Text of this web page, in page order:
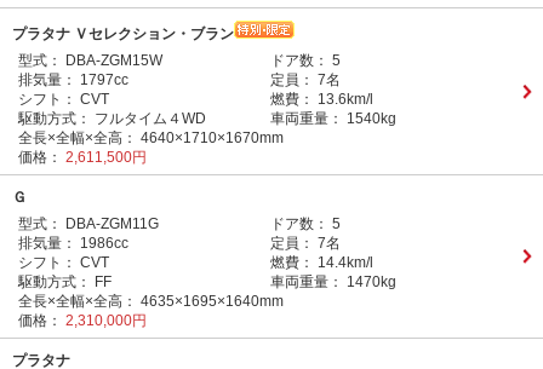
プラタナ Ｖセレクション・ブラン
型式：
DBA-ZGM15W ドア数： 5
排気量：
1797cc 定員： 7名
シフト： CVT 燃費：
13.6km/l
駆動方式：
フルタイム４WD 車両重量：
1540kg
全長×全幅×全高： 4640×1710×1670mm
価格： 2,611,500円
Ｇ
型式：
DBA-ZGM11G ドア数： 5
排気量：
1986cc 定員： 7名
シフト： CVT 燃費：
14.4km/l
駆動方式：
FF 車両重量：
1470kg
全長×全幅×全高： 4635×1695×1640mm
価格： 2,310,000円
プラタナ